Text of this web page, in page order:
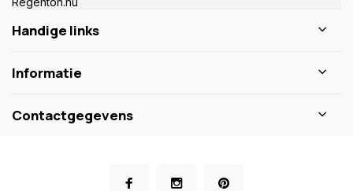
Handige links
Informatie
Contactgegevens